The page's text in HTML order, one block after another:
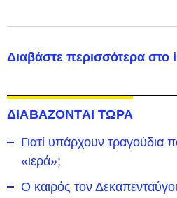
Διαβάστε περισσότερα στο
ΔΙΑΒΑΖΟΝΤΑΙ ΤΩΡΑ
Γιατί υπάρχουν τραγούδια
«ιερά»;
Ο καιρός τον